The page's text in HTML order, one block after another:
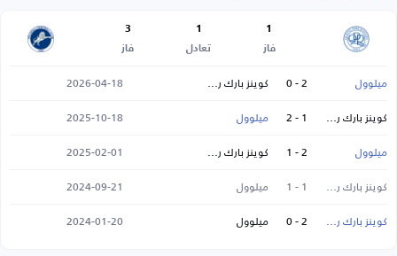
1
فاز
1
تعادل
3
فاز
ميلوول 2 - 0 كوينز بارك رينجرز
2026-04-18
كوينز بارك رينجرز
1 - 2 ميلوول
2025-10-18
ميلوول
2 - 1 كوينز بارك رينجرز
2025-02-01
كوينز بارك رينجرز
1 - 1 ميلوول
2024-09-21
كوينز بارك رينجرز
2 - 0 ميلوول 2024-01-20